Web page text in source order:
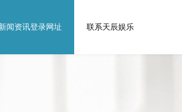
闻资讯登录网址 联系天辰娱乐